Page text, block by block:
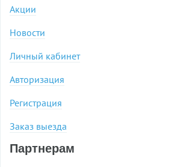
Акции
Новости
Личный кабинет
Авторизация
Регистрация
Заказ выезда
Партнерам